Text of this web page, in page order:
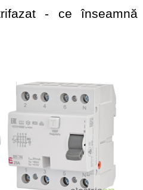
- ce înseamnă